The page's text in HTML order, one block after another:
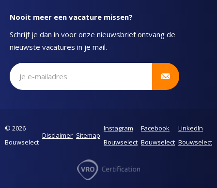
Nooit meer een vacature missen?
Schrijf je dan in voor onze nieuwsbrief ontvang de
nieuwste vacatures in je mail.
Schrijf je in voor onze nieuwsbrief
© 2026
Bouwselect
Disclaimer Sitemap
Instagram
Bouwselect
Facebook
Bouwselect
LinkedIn
Bouwselect